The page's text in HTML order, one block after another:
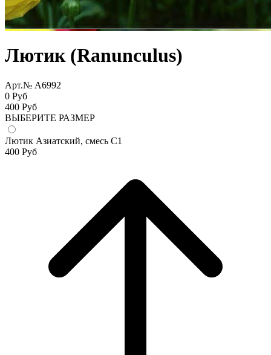
Лютик (Ranunculus)
Арт.№ A6992
0 Руб
400 Руб
ВЫБЕРИТЕ РАЗМЕР
Лютик Азиатский, смесь С1
400 Руб